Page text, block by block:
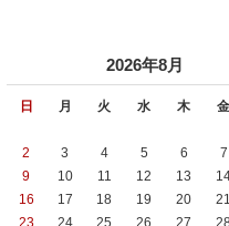
2026年8月
日 月 火 水 木 金
2
3 4 5 6 7
9
10 11 12 13
16
17 18 19 20 21
23
24 25 26 27